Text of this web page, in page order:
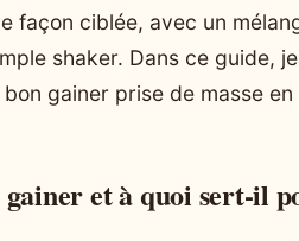
façon ciblée, avec un
shaker. Dans ce guide,
gainer prise de masse
gainer et à quoi sert-il